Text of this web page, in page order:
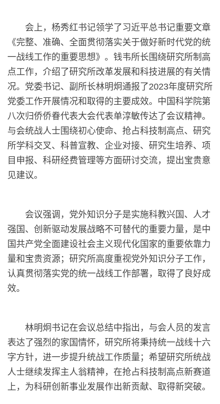
会上，杨秀红书记领学了习近平总书记重要文章
《完整、准确、全面贯彻落实关于做好新时代党的统
一战线工作的重要思想》。钱韦所长围绕研究所制高
点工作，介绍了研究所改革发展和科技进展的有关情
况。党委书记、副所长林明炯通报了2023年度研究所
党委工作开展情况和取得的主要成效。中国科学院第
八次归侨侨眷代表大会代表单淳敏传达了会议精神。
与会统战人士围绕初心使命、抢占科技制高点、研究
所学科交叉、科普宣教、企业对接、研究生培养、项
目申报、科研经费管理等方面研讨交流，提出宝贵意
见建议。
会议强调，党外知识分子是实施科教兴国、人才
强国、创新驱动发展战略不可替代的重要力量，是中
国共产党全面建设社会主义现代化国家的重要依靠力
量和宝贵资源；研究所高度重视党外知识分子工作，
认真贯彻落实党的统一战线工作部署，取得了良好成
效。
林明炯书记在会议总结中指出，与会人员的发言
表达了强烈的家国情怀，研究所将秉持统一战线十六
字方针，进一步提升统战工作质量；希望研究所统战
人士继续发挥主人翁精神，在抢占科技制高点新赛道
上，为科研创新事业发展作出新贡献、取得新突破。